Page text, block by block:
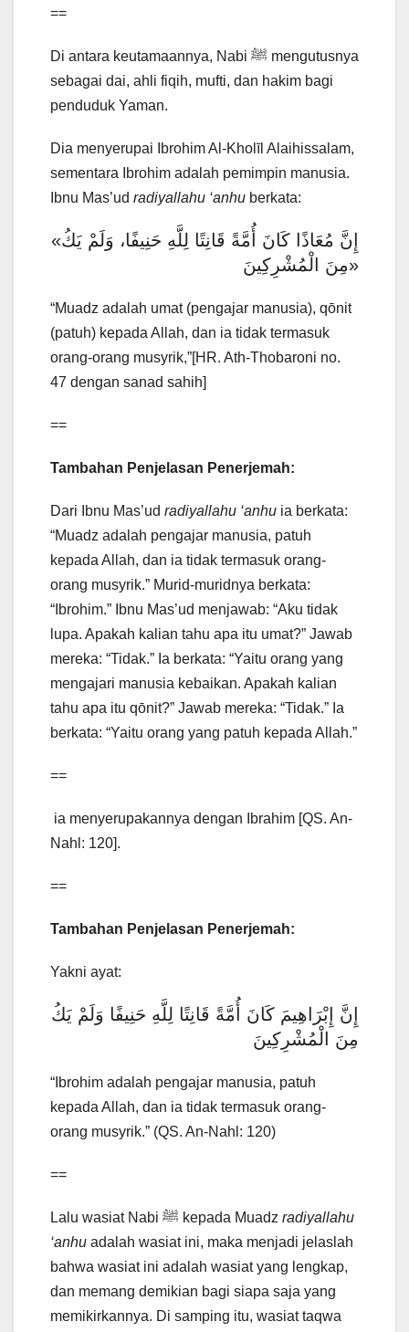
==
Di antara keutamaannya, Nabi ﷺ mengutusnya
sebagai dai, ahli fiqih, mufti, dan hakim bagi
penduduk Yaman.
Dia menyerupai Ibrohim Al-Kholīl Alaihissalam,
sementara Ibrohim adalah pemimpin manusia.
Ibnu Mas’ud radiyallahu ‘anhu berkata:
«إِنَّ مُعَاذًا كَانَ أُمَّةً قَانِتًا لِلَّهِ حَنِيفًا، وَلَمْ يَكُ
مِنَ الْمُشْرِكِينَ»
“Muadz adalah umat (pengajar manusia), qōnit
(patuh) kepada Allah, dan ia tidak termasuk
orang-orang musyrik,”[HR. Ath-Thobaroni no.
47 dengan sanad sahih]
==
Tambahan Penjelasan Penerjemah:
Dari Ibnu Mas’ud radiyallahu ‘anhu ia berkata:
“Muadz adalah pengajar manusia, patuh
kepada Allah, dan ia tidak termasuk orang-
orang musyrik.” Murid-muridnya berkata:
“Ibrohim.” Ibnu Mas’ud menjawab: “Aku tidak
lupa. Apakah kalian tahu apa itu umat?” Jawab
mereka: “Tidak.” Ia berkata: “Yaitu orang yang
mengajari manusia kebaikan. Apakah kalian
tahu apa itu qōnit?” Jawab mereka: “Tidak.” Ia
berkata: “Yaitu orang yang patuh kepada Allah.”
==
ia menyerupakannya dengan Ibrahim [QS. An-
Nahl: 120].
==
Tambahan Penjelasan Penerjemah:
Yakni ayat:
إِنَّ إِبْرَاهِيمَ كَانَ أُمَّةً قَانِتًا لِلَّهِ حَنِيفًا وَلَمْ يَكُ
مِنَ الْمُشْرِكِينَ
“Ibrohim adalah pengajar manusia, patuh
kepada Allah, dan ia tidak termasuk orang-
orang musyrik.” (QS. An-Nahl: 120)
==
Lalu wasiat Nabi ﷺ kepada Muadz radiyallahu
‘anhu adalah wasiat ini, maka menjadi jelaslah
bahwa wasiat ini adalah wasiat yang lengkap,
dan memang demikian bagi siapa saja yang
memikirkannya. Di samping itu, wasiat taqwa